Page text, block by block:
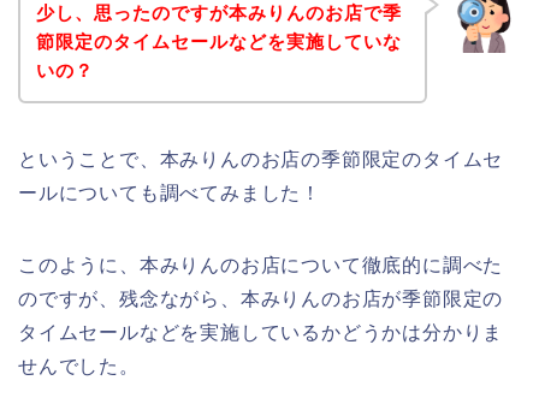
少し、思ったのですが本みりんのお店で季
節限定のタイムセールなどを実施していな
いの？
ということで、本みりんのお店の季節限定のタイムセ
ールについても調べてみました！
このように、本みりんのお店について徹底的に調べた
のですが、残念ながら、本みりんのお店が季節限定の
タイムセールなどを実施しているかどうかは分かりま
せんでした。